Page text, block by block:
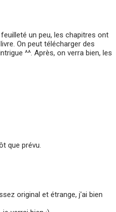
un peu, les chapitres ont
On peut télécharger des
^^. Après, on verra bien, les
que prévu.
original et étrange, j'ai bien